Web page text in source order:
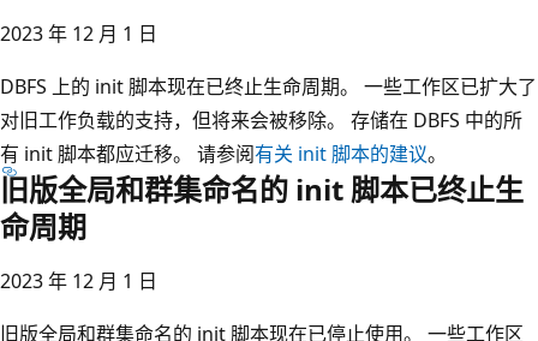
2023 年 12 月 1 日
DBFS 上的 init 脚本现在已终止生命周期。 一些工作区已扩大了
对旧工作负载的支持，但将来会被移除。 存储在 DBFS 中的所
有 init 脚本都应迁移。 请参阅有关 init 脚本的建议。
旧版全局和群集命名的 init 脚本已终止生
命周期
2023 年 12 月 1 日
旧版全局和群集命名的 init 脚本现在已停止使用。 一些工作区